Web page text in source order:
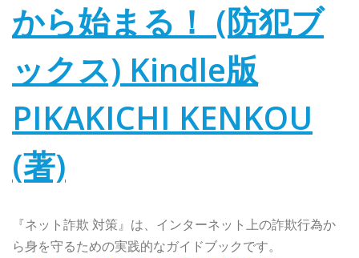
から始まる！ (防犯ブ
ックス) Kindle版
PIKAKICHI KENKOU
(著)
『ネット詐欺 対策』は、インターネット上の詐欺行為か
ら身を守るための実践的なガイドブックです。